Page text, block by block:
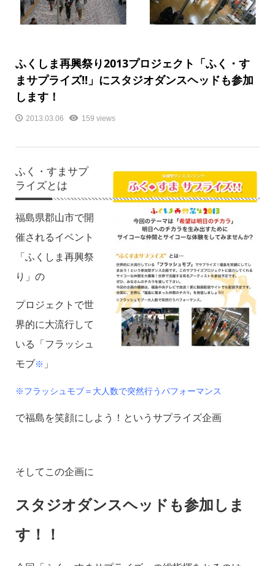
ふくしま再興祭り2013プロジェクト「ふく・す
まサプライズ!!」にスタジオダンスヘッドも参加
します！
2013.03.06 159 views
ふく・すまサプ
ライズとは
福島県郡山市で開
催されるイベント
「ふくしま再興祭
り」の
プロジェクトで世
界的に大流行して
いる「フラッシュ
モブ※ 」
※フラッシュモブ＝大人数で突然行うパフォーマンス
で福島を笑顔にしよう！というサプライズ企画
そしてこの企画に
スタジオダンスヘッドも参加しま
す！！